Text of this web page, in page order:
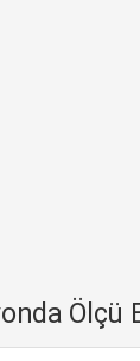
Ölçü